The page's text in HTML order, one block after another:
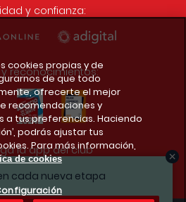
cada nueva etapa
y confianza:
y reconocimientos:
la app del club
cookies propias y de
de que todo
ofrecerte el mejor
recomendaciones y
a tus preferencias. Haciendo
podrás ajustar tus
Para más información,
de cookies